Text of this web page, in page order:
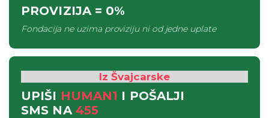
PROVIZIJA= 0%
Fondacija ne uzima proviziju ni od jedne uplate
Iz Švajcarske
UPIŠI HUMAN1 I POŠALJI
SMS NA 455